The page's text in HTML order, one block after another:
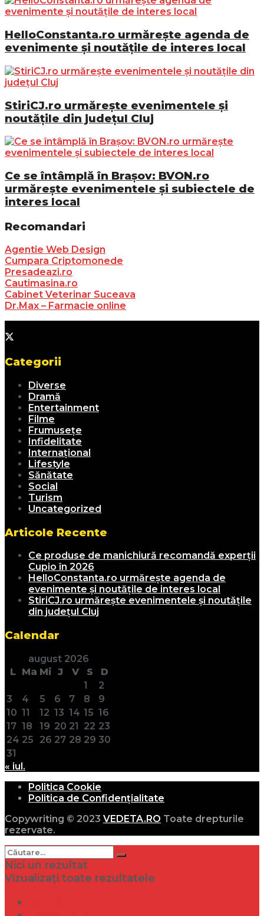
HelloConstanta.ro urmărește agenda de
evenimente și noutățile de interes local
StiriCJ.ro urmărește evenimentele și
noutățile din județul Cluj
Ce se întâmplă în Brașov: BVON.ro
urmărește evenimentele și subiectele de
interes local
Recomandari
Agentie Web Design
Cumpara Criptomonede
Presadeazi.ro
Cautimasina.ro
Cabinet Veterinar Suceava
Dr.Max – Farmacie online
Categorii
Diverse
Dramă
Entertainment
Filme
Frumusețe
Infidelitate
Internațional
Lifestyle
Sănătate
Social
Turism
Uncategorized
Articole Recente
Ce produse de manichiură recomandă experții
Cupio în 2026
HelloConstanta.ro urmărește agenda de
evenimente și noutățile de interes local
StiriCJ.ro urmărește evenimentele și noutățile
din județul Cluj
Calendar
august 2026
L Ma Mi J V S
D
1
2
3
4 5 6 7 8
9
10 11 12 13 14 15 16
17 18 19 20 21 22 23
24 25 26 27 28 29 30
31
« iul.
Politica Cookie
Politica de Confidențialitate
Copywriting © 2023 VEDETA.RO Toate drepturile
rezervate.
Nici un rezultat
Vizualizați toate rezultatele